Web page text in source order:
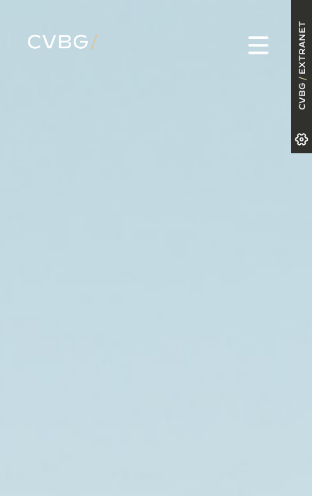
CVBG
/
EXTRANET